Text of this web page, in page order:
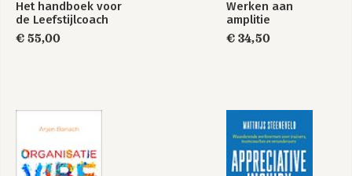
Verslaafd aan geld Loden last
Het handboek voor
de Leefstijlcoach
€ 55,00
Werken aan
amplitie
€ 34,50